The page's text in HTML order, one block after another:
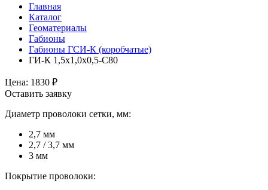
Главная
Каталог
Геоматериалы
Габионы
Габионы ГСИ-К (коробчатые)
ГИ-К 1,5х1,0х0,5-С80
Цена: 1830 ₽
Оставить заявку
Диаметр проволоки сетки, мм:
2,7 мм
2,7 / 3,7 мм
3 мм
Покрытие проволоки: